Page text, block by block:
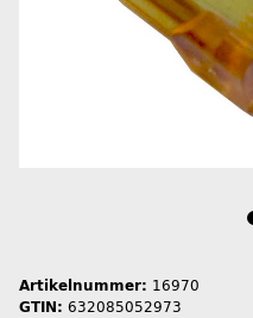
Artikelnummer: 16970
GTIN: 632085052973